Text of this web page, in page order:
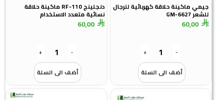
جيمي ماكينة حلاقة كهربائية للرجال
للشعر GM-6627
60,00
-
+
أضف الى السلة
دنجلينج RF-110 ماكينة حلاقة
نسائية متعدد الاستخدام
60,00
-
+
أضف الى السلة